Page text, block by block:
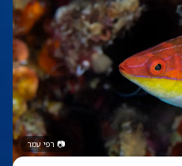
📷 רפי עמר